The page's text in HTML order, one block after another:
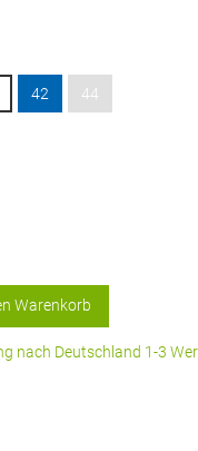
42 44
Warenkorb
nach Deutschland 1-3